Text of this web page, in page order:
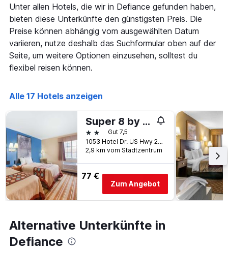
Das
Diagramm
hat
1
X-
Achse,
die
die
der
Tage
vor
Aufenthalt
anzeigt
Das
Diagramm
hat
1
Y-
Achse,
durchschnittlichen
Zimmerpreis
anzeigt
Unter allen Hotels, die wir in Defiance gefunden haben,
bieten diese Unterkünfte den günstigsten Preis. Die
Preise können abhängig vom ausgewählten Datum
variieren, nutze deshalb das Suchformular oben auf der
Seite, um weitere Optionen einzusehen, solltest du
flexibel reisen können.
Alle 17 Hotels anzeigen
Super 8 by Wyndham Defiance
2 SterneGut 7,5
1053 Hotel Dr. US Hwy 24 & SR 66, Defiance, OH, USA
2,9 km vom Stadtzentrum
77 €
Zum Angebot
Alternative Unterkünfte in
Defiance